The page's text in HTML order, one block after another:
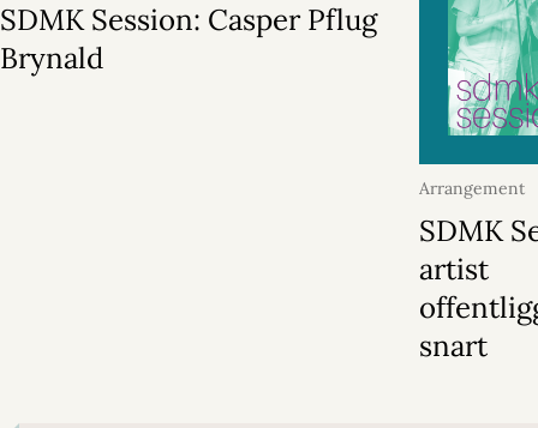
SDMK Session: Casper Pflug
Brynald
Arrangement
2026
SDMK
artist
snart